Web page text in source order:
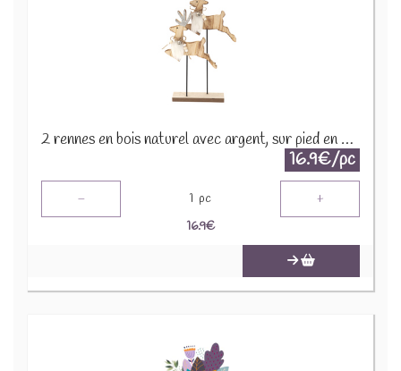
2 rennes en bois naturel avec argent, sur pied en bois H 33,5 2653-B
16.9€/pc
- 1 pc +
16.9€